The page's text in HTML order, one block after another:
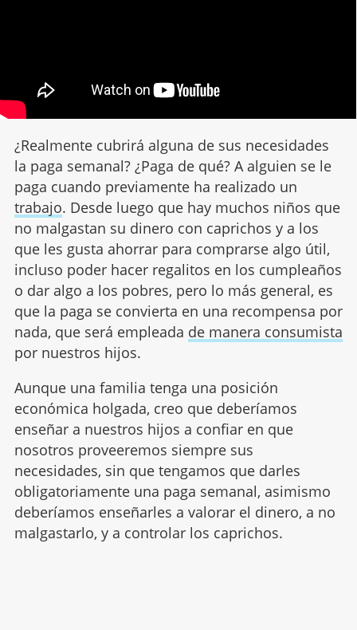
¿Realmente cubrirá alguna de sus necesidades
la paga semanal? ¿Paga de qué? A alguien se le
paga cuando previamente ha realizado un
trabajo. Desde luego que hay muchos niños que
no malgastan su dinero con caprichos y a los
que les gusta ahorrar para comprarse algo útil,
incluso poder hacer regalitos en los cumpleaños
o dar algo a los pobres, pero lo más general, es
que la paga se convierta en una recompensa por
nada, que será empleada de manera consumista
por nuestros hijos.
Aunque una familia tenga una posición
económica holgada, creo que deberíamos
enseñar a nuestros hijos a confiar en que
nosotros proveeremos siempre sus
necesidades, sin que tengamos que darles
obligatoriamente una paga semanal, asimismo
deberíamos enseñarles a valorar el dinero, a no
malgastarlo, y a controlar los caprichos.